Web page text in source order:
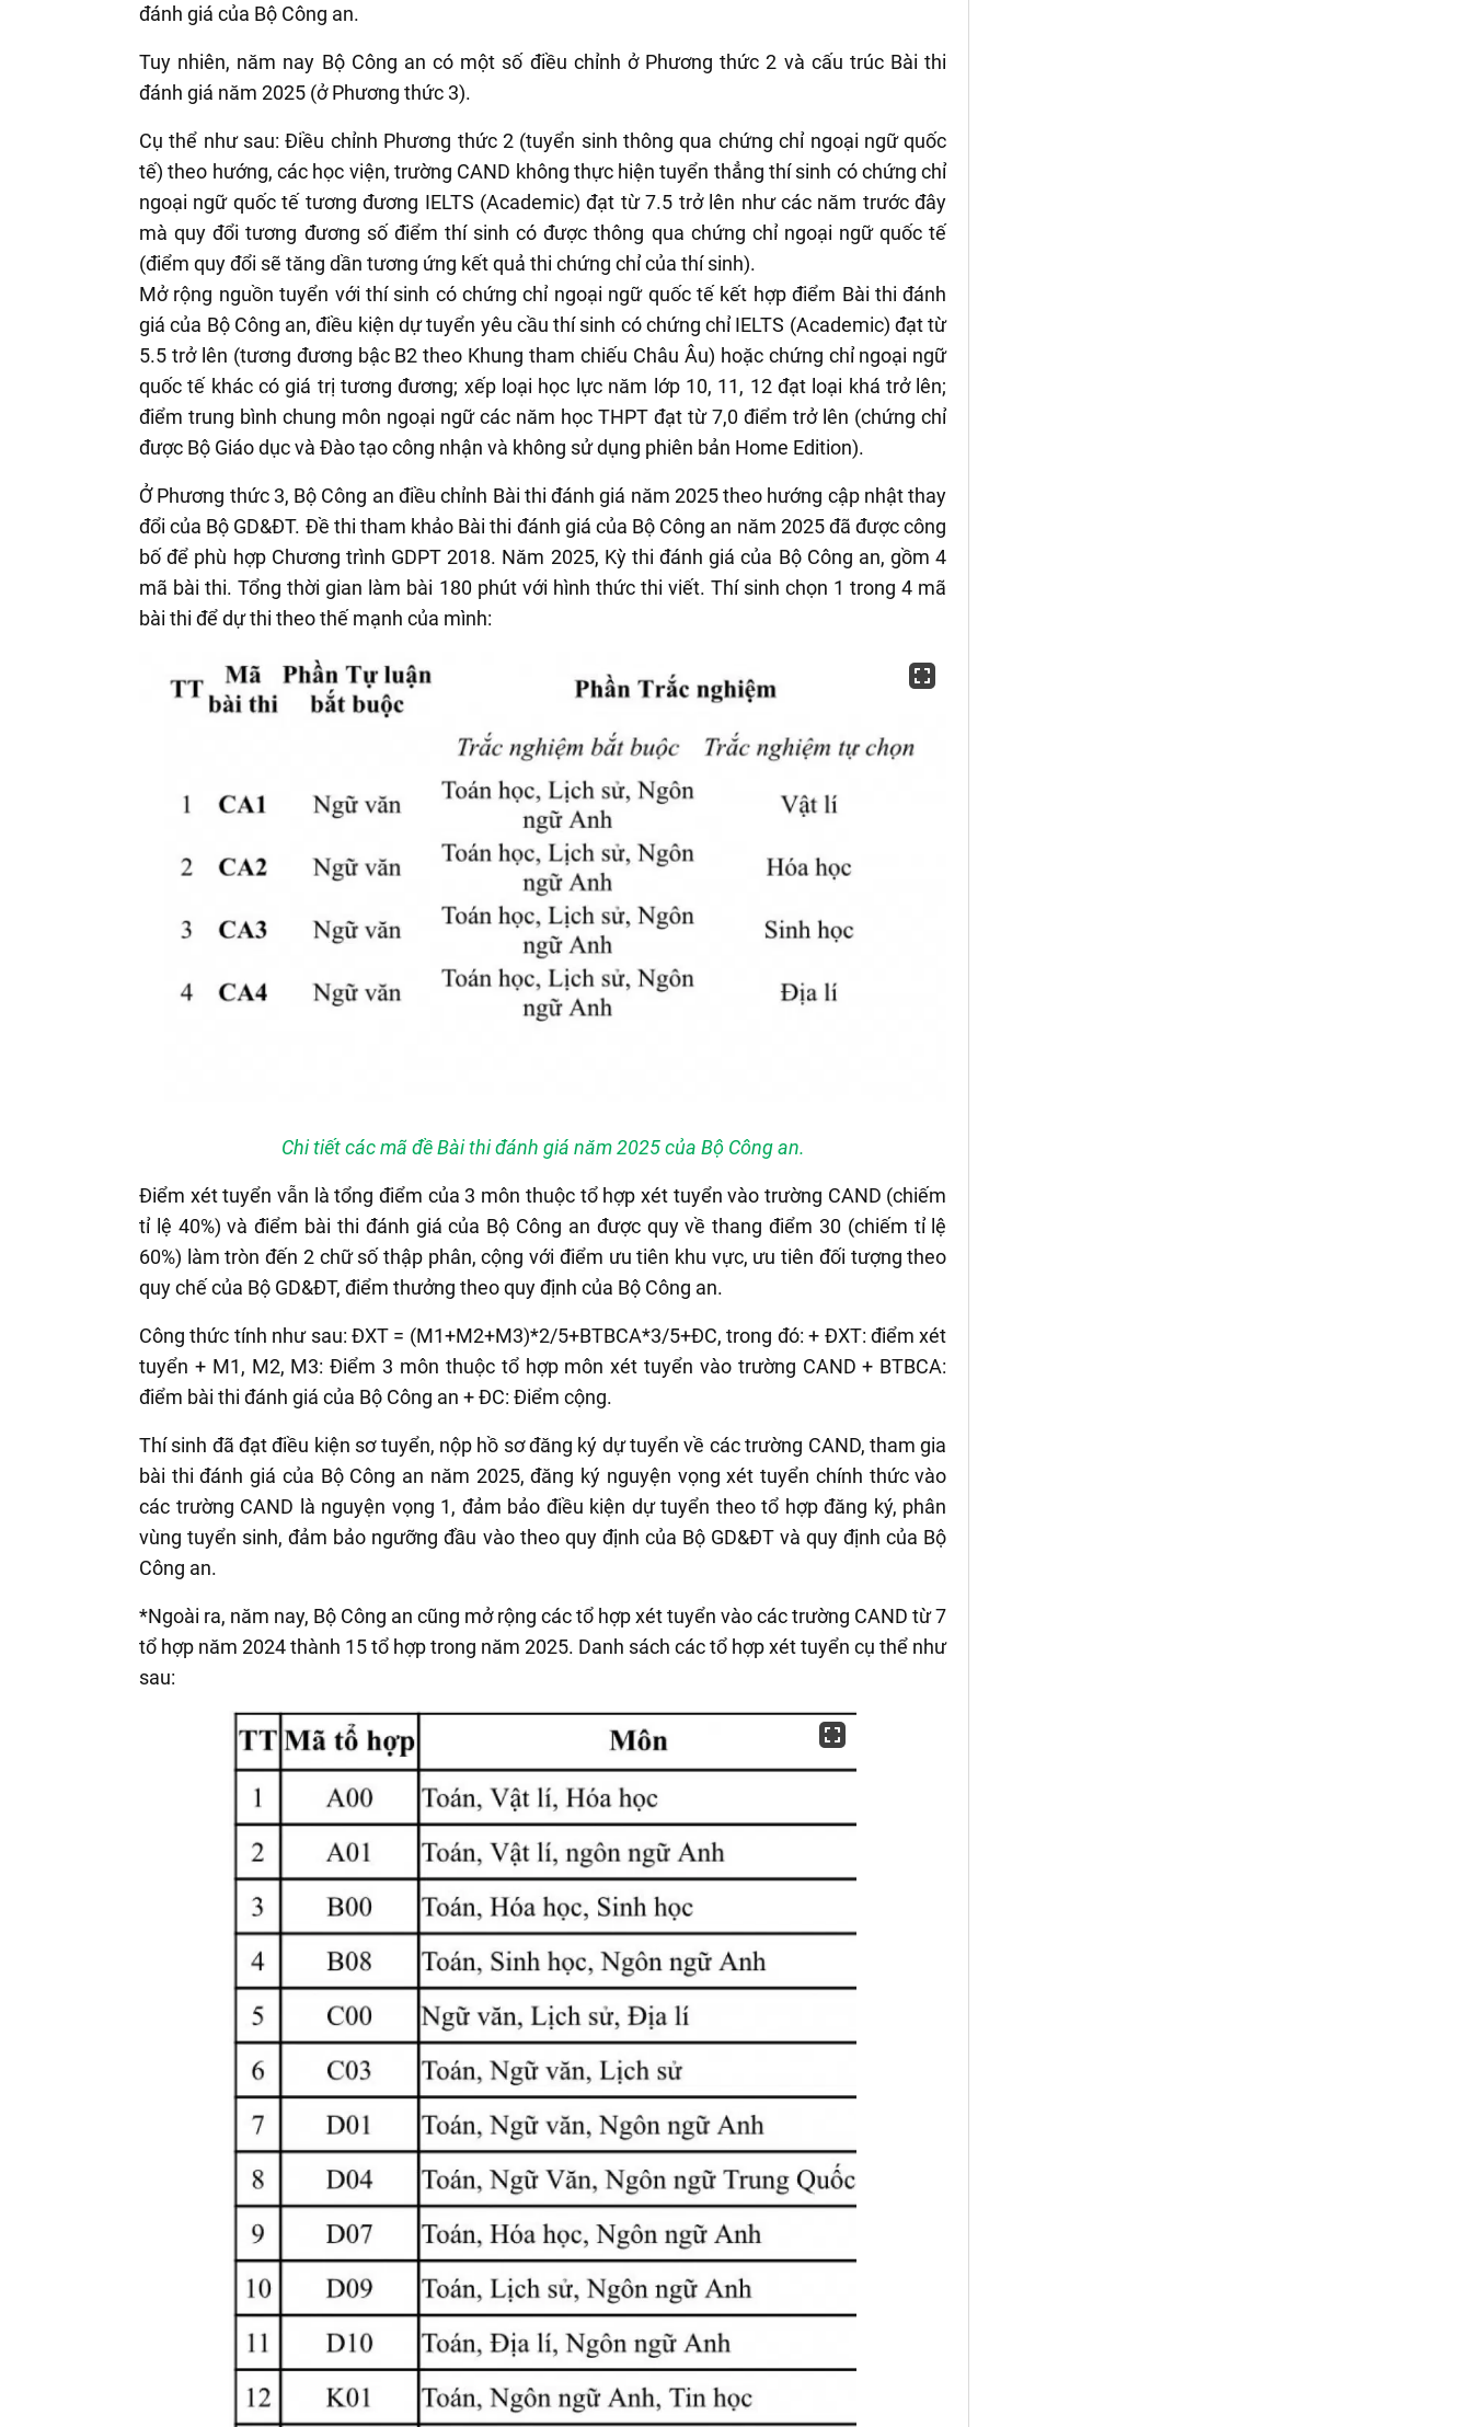
đánh giá của Bộ Công an.
Tuy nhiên, năm nay Bộ Công an có một số điều chỉnh ở Phương thức 2 và cấu trúc Bài thi
đánh giá năm 2025 (ở Phương thức 3).
Cụ thể như sau: Điều chỉnh Phương thức 2 (tuyển sinh thông qua chứng chỉ ngoại ngữ quốc
tế) theo hướng, các học viện, trường CAND không thực hiện tuyển thẳng thí sinh có chứng chỉ
ngoại ngữ quốc tế tương đương IELTS (Academic) đạt từ 7.5 trở lên như các năm trước đây
mà quy đổi tương đương số điểm thí sinh có được thông qua chứng chỉ ngoại ngữ quốc tế
(điểm quy đổi sẽ tăng dần tương ứng kết quả thi chứng chỉ của thí sinh).
Mở rộng nguồn tuyển với thí sinh có chứng chỉ ngoại ngữ quốc tế kết hợp điểm Bài thi đánh
giá của Bộ Công an, điều kiện dự tuyển yêu cầu thí sinh có chứng chỉ IELTS (Academic) đạt từ
5.5 trở lên (tương đương bậc B2 theo Khung tham chiếu Châu Âu) hoặc chứng chỉ ngoại ngữ
quốc tế khác có giá trị tương đương; xếp loại học lực năm lớp 10, 11, 12 đạt loại khá trở lên;
điểm trung bình chung môn ngoại ngữ các năm học THPT đạt từ 7,0 điểm trở lên (chứng chỉ
được Bộ Giáo dục và Đào tạo công nhận và không sử dụng phiên bản Home Edition).
Ở Phương thức 3, Bộ Công an điều chỉnh Bài thi đánh giá năm 2025 theo hướng cập nhật thay
đổi của Bộ GD&ĐT. Đề thi tham khảo Bài thi đánh giá của Bộ Công an năm 2025 đã được công
bố để phù hợp Chương trình GDPT 2018. Năm 2025, Kỳ thi đánh giá của Bộ Công an, gồm 4
mã bài thi. Tổng thời gian làm bài 180 phút với hình thức thi viết. Thí sinh chọn 1 trong 4 mã
bài thi để dự thi theo thế mạnh của mình:
Chi tiết các mã đề Bài thi đánh giá năm 2025 của Bộ Công an.
Điểm xét tuyển vẫn là tổng điểm của 3 môn thuộc tổ hợp xét tuyển vào trường CAND (chiếm
tỉ lệ 40%) và điểm bài thi đánh giá của Bộ Công an được quy về thang điểm 30 (chiếm tỉ lệ
60%) làm tròn đến 2 chữ số thập phân, cộng với điểm ưu tiên khu vực, ưu tiên đối tượng theo
quy chế của Bộ GD&ĐT, điểm thưởng theo quy định của Bộ Công an.
Công thức tính như sau: ĐXT = (M1+M2+M3)*2/5+BTBCA*3/5+ĐC, trong đó: + ĐXT: điểm xét
tuyển + M1, M2, M3: Điểm 3 môn thuộc tổ hợp môn xét tuyển vào trường CAND + BTBCA:
điểm bài thi đánh giá của Bộ Công an + ĐC: Điểm cộng.
Thí sinh đã đạt điều kiện sơ tuyển, nộp hồ sơ đăng ký dự tuyển về các trường CAND, tham gia
bài thi đánh giá của Bộ Công an năm 2025, đăng ký nguyện vọng xét tuyển chính thức vào
các trường CAND là nguyện vọng 1, đảm bảo điều kiện dự tuyển theo tổ hợp đăng ký, phân
vùng tuyển sinh, đảm bảo ngưỡng đầu vào theo quy định của Bộ GD&ĐT và quy định của Bộ
Công an.
*Ngoài ra, năm nay, Bộ Công an cũng mở rộng các tổ hợp xét tuyển vào các trường CAND từ 7
tổ hợp năm 2024 thành 15 tổ hợp trong năm 2025. Danh sách các tổ hợp xét tuyển cụ thể như
sau: